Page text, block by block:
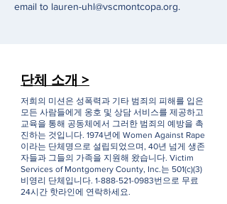
email to lauren-uhl@vscmontcopa.org.
단체 소개 >
저희의 미션은 성폭력과 기타 범죄의 피해를 입은
모든 사람들에게 옹호 및 상담 서비스를 제공하고
교육을 통해 공동체에서 그러한 범죄의 예방을 촉
진하는 것입니다. 1974년에 Women Against Rape
이라는 단체명으로 설립되었으며, 40년 넘게 생존
자들과 그들의 가족을 지원해 왔습니다. Victim
Services of Montgomery County, Inc.는 501(c)(3)
비영리 단체입니다. 1-888-521-0983번으로 무료
24시간 핫라인에 연락하세요.